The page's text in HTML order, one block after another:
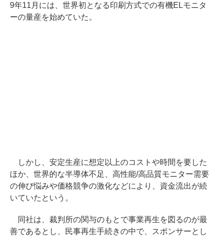
9年11月には、世界初となる印刷方式での有機ELモニタ
ーの量産を始めていた。
しかし、安定生産に想定以上のコストや時間を要した
ほか、世界的な半導体不足、高性能/高品質モニター需要
の伸び悩みや価格競争の激化などにより、資金流出が続
いていたという。
同社は、裁判所の関与のもとで事業再生を図るのが最
善であるとし、民事再生手続きの中で、スポンサーとし